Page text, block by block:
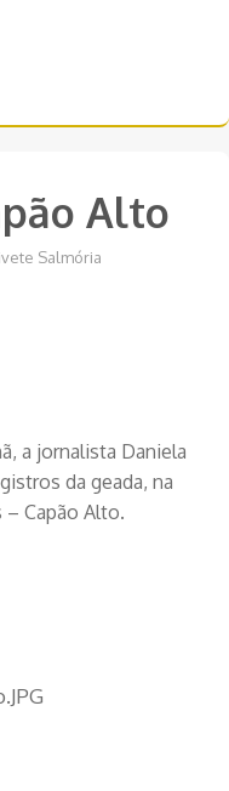
Alto
Salmória
a jornalista Daniela
da geada, na
– Capão Alto.